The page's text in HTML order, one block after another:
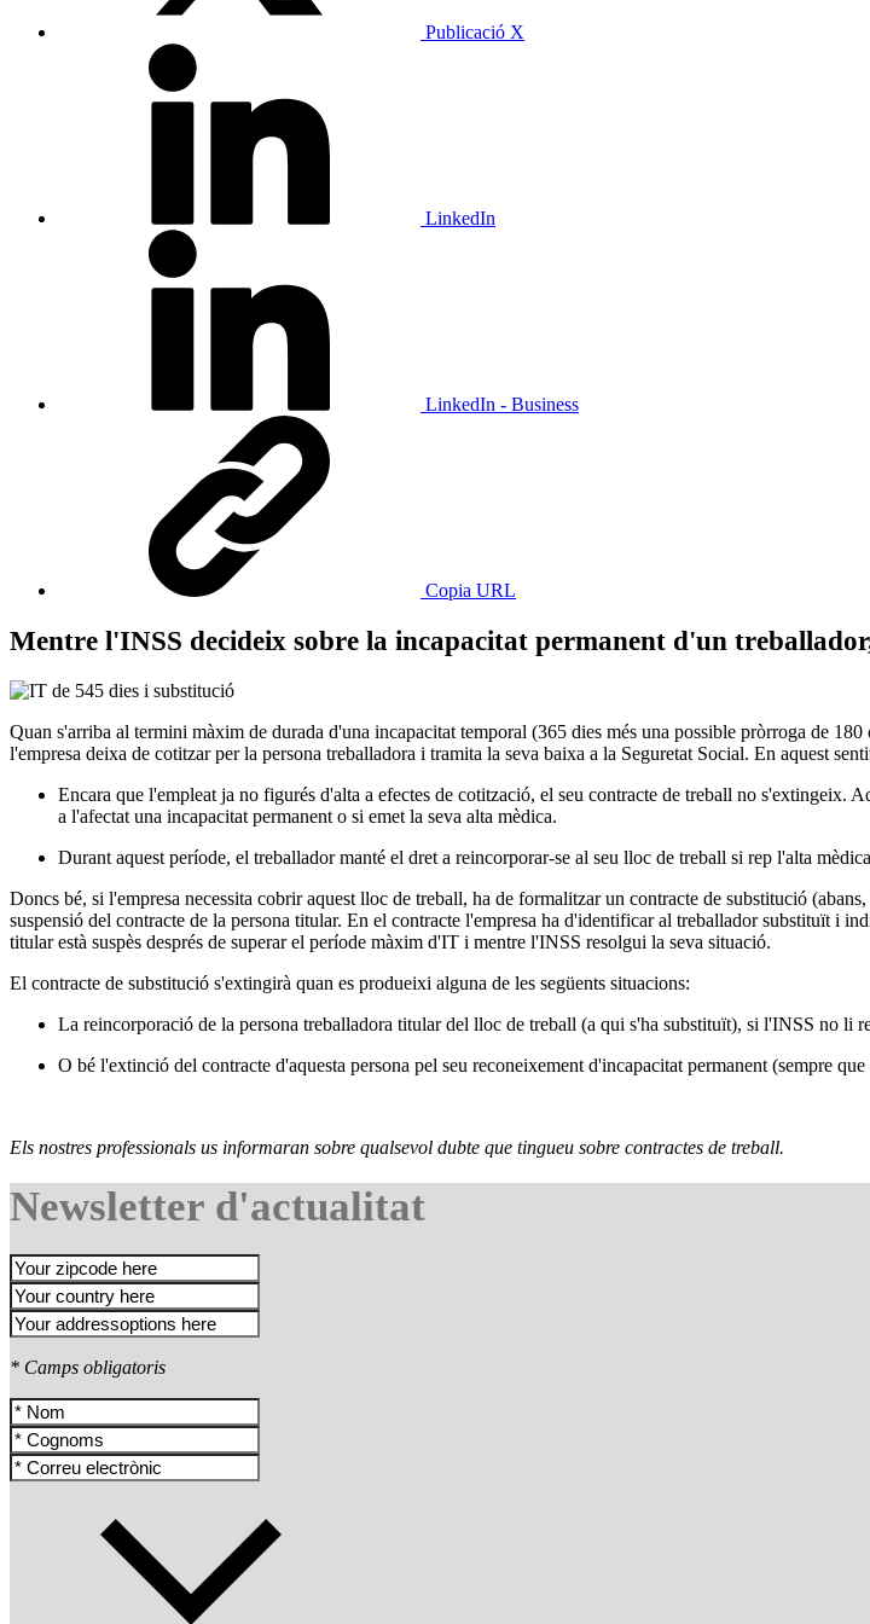
Publicació X
LinkedIn
LinkedIn - Business
Copia URL
Mentre l'INSS decideix sobre la incapacitat permanent d'un
Quan s'arriba al termini màxim de durada d'una incapacitat temporal (365 dies més una possible pròrroga de
l'empresa deixa de cotitzar per la persona treballadora i tramita la seva baixa a la Seguretat Social. En aquest
Encara que l'empleat ja no figurés d'alta a efectes de cotització, el seu contracte de treball no
a l'afectat una incapacitat permanent o si emet la seva alta mèdica.
Durant aquest període, el treballador manté el dret a reincorporar-se al seu lloc de treball si rep l'alta
Doncs bé, si l'empresa necessita cobrir aquest lloc de treball, ha de formalitzar un contracte de substitució
suspensió del contracte de la persona titular. En el contracte l'empresa ha d'identificar al treballador substituït i
titular està suspès després de superar el període màxim d'IT i mentre l'INSS resolgui la seva situació.
El contracte de substitució s'extingirà quan es produeixi alguna de les següents situacions:
La reincorporació de la persona treballadora titular del lloc de treball (a qui s'ha substituït), si l'INSS no li
O bé l'extinció del contracte d'aquesta persona pel seu reconeixement d'incapacitat permanent (sempre
Els nostres professionals us informaran sobre qualsevol dubte que tingueu sobre contractes de treball.
Newsletter d'actualitat
* Camps obligatoris